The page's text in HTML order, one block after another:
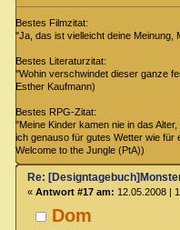
Bestes Filmzitat:
"Ja, das ist vielleicht deine Meinung,
Bestes Literaturzitat:
"Wohin verschwindet dieser ganze
Esther Kaufmann)
Bestes RPG-Zitat:
"Meine Kinder kamen nie in das
ich genauso für gutes Wetter wie für
Welcome to the Jungle (PtA))
Dom
Re:
« Antwort #17 am: 12.05.2008 |